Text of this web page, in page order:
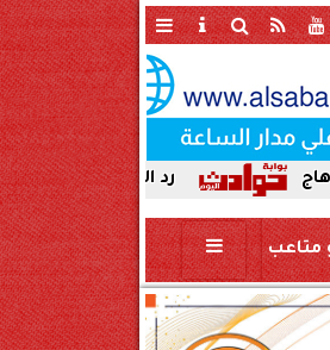
رد الجميل لأصحاب العطاء. إدارة
متاعب